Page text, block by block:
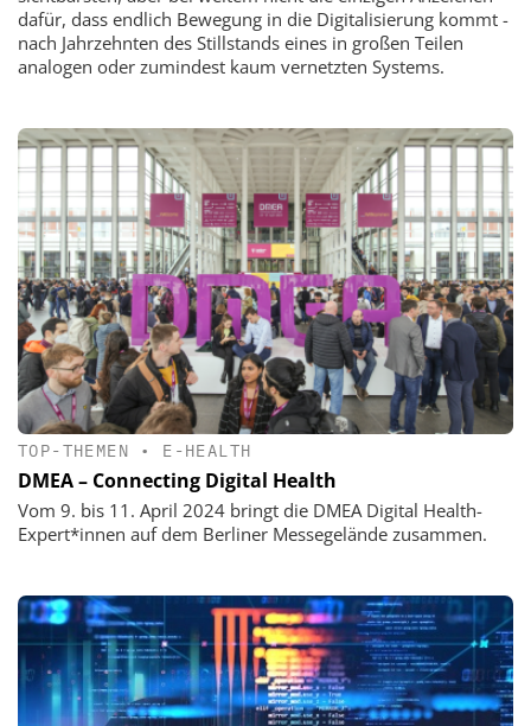
dafür, dass endlich Bewegung in die Digitalisierung kommt -
nach Jahrzehnten des Stillstands eines in großen Teilen
analogen oder zumindest kaum vernetzten Systems.
TOP-THEMEN • E-HEALTH
DMEA – Connecting Digital Health
Vom 9. bis 11. April 2024 bringt die DMEA Digital Health-
Expert*innen auf dem Berliner Messegelände zusammen.